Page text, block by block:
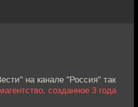
на канале "Россия" так
созданное 3 года